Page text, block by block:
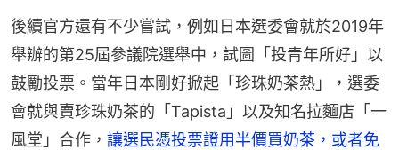
後續官方還有不少嘗試，例如日本選委會就於2019年
舉辦的第25屆參議院選舉中，試圖「投青年所好」以
鼓勵投票。當年日本剛好掀起「珍珠奶茶熱」，選委
會就與賣珍珠奶茶的「Tapista」以及知名拉麵店「一
風堂」合作， 讓選民憑投票證用半價買奶茶，或者免